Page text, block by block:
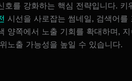
호를 강화하는 핵심 전략입니다. 키
시선을 사로잡는 썸네일, 검색어를
양쪽에서 노출 기회를 확대하며,
노출 가능성을 높일 수 있습니다.